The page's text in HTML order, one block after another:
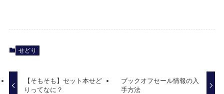
せどり
【そもそも】セット本せど
りってなに？
ブックオフセール情報の入
手方法